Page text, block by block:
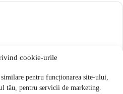
cookie-urile
pentru funcționarea site-ului,
tău, pentru servicii de marketing.